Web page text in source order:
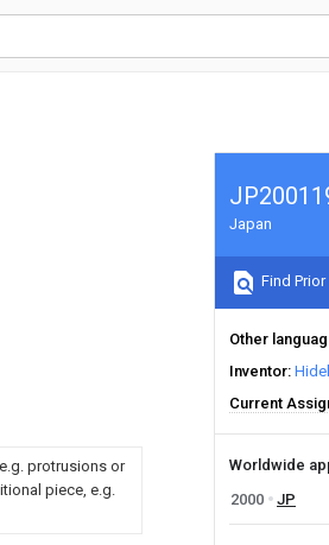
protrusions or
piece, e.g.
Japan
Find Prior
Other
Inventor
Current
Worldwide
2000
JP